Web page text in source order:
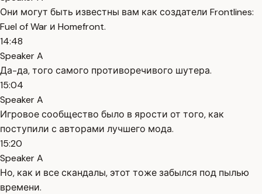
Они могут быть известны вам как создатели Frontlines:
Fuel of War и Homefront.
14:48
Speaker A
Да-да, того самого противоречивого шутера.
15:04
Speaker A
Игровое сообщество было в ярости от того, как
поступили с авторами лучшего мода.
15:20
Speaker A
Но, как и все скандалы, этот тоже забылся под пылью
времени.